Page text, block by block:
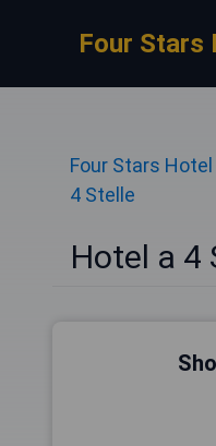
Four Stars
Four Stars Hotel
4 Stelle
Hotel a 4